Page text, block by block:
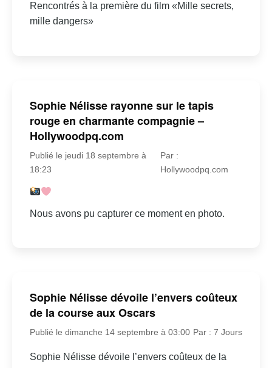
Rencontrés à la première du film «Mille secrets,
mille dangers»
Sophie Nélisse rayonne sur le tapis
rouge en charmante compagnie –
Hollywoodpq.com
Publié le jeudi 18 septembre à
18:23
Par :
Hollywoodpq.com
Nous avons pu capturer ce moment en photo.
Sophie Nélisse dévoile l’envers coûteux
de la course aux Oscars
Publié le dimanche 14 septembre à 03:00 Par : 7 Jours
Sophie Nélisse dévoile l’envers coûteux de la